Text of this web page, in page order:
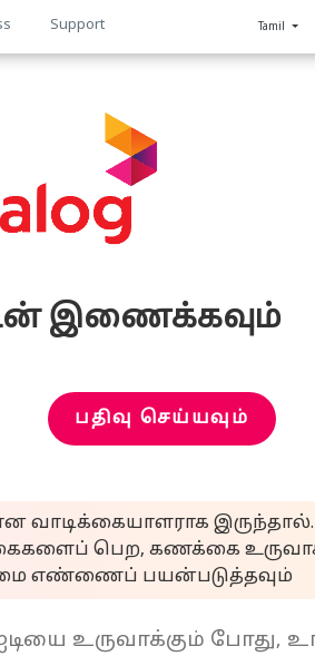
Support Tamil
இணைக்கவும்
பதிவு செய்யவும்
வாடிக்கையாளராக இருந்தால்.
பெற, கணக்கை
எண்ணைப் பயன்படுத்தவும்
உருவாக்கும் போது,